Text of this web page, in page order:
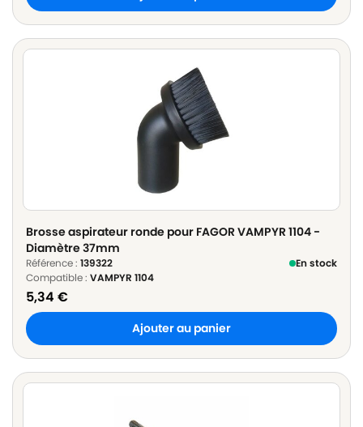
Brosse aspirateur ronde pour FAGOR VAMPYR 1104 -
Diamètre 37mm
Référence : 139322
En stock
Compatible : VAMPYR 1104
5,34 €
Ajouter au panier